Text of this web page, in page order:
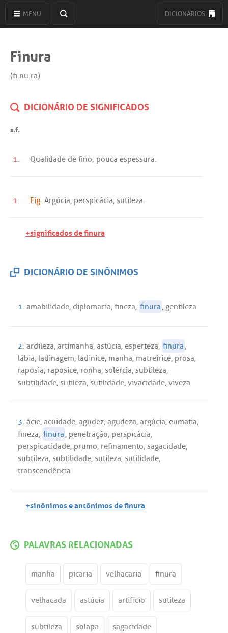
MENU DICIONÁRIOS
Finura
(fi.nu.ra)
DICIONÁRIO DE SIGNIFICADOS
s.f.
1. Qualidade de fino; pouca espessura.
1. Fig. Argúcia, perspicácia, sutileza.
+significados de finura
DICIONÁRIO DE SINÔNIMOS
1. amabilidade, diplomacia, fineza, finura, gentileza
2. ardileza, artimanha, astúcia, esperteza, finura,
lábia, ladinagem, ladinice, manha, matreirice, prosa,
raposia, raposice, ronha, solércia, subtileza,
subtilidade, sutileza, sutilidade, vivacidade, viveza
3. ácie, acuidade, agudez, agudeza, argúcia, eumatia,
fineza, finura , penetração, perspicácia,
perspicacidade, prumo, refinamento, sagacidade,
subtileza, subtilidade, sutileza, sutilidade,
transcendência
+sinônimos e antônimos de finura
PALAVRAS RELACIONADAS
manha picaria velhacaria finura
velhacada astúcia artifício sutileza
subtileza solapa sagacidade